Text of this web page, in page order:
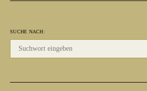
SUCHE NACH: